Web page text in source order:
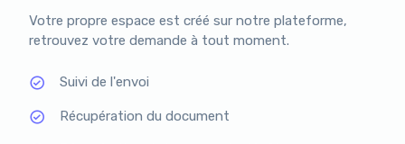
Votre propre espace est créé sur notre plateforme,
retrouvez votre demande à tout moment.
Suivi de l'envoi
Récupération du document